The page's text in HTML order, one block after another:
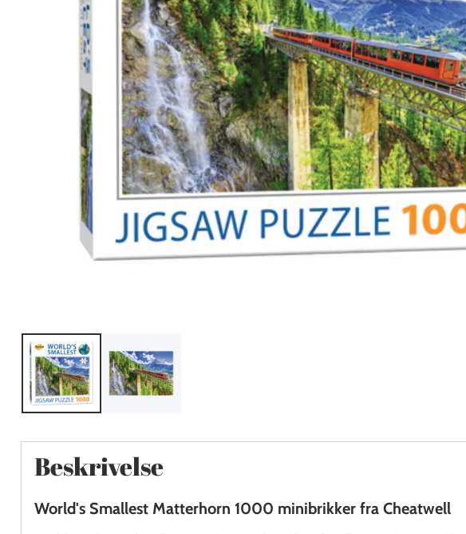
Beskrivelse
World's Smallest Matterhorn 1000 minibrikker fra Cheatwell